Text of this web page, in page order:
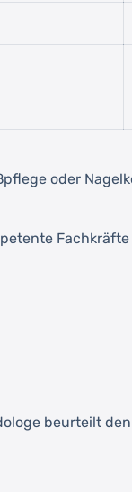
oder
beurteilt